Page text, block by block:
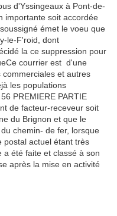
d'Yssingeaux à Pont-de-
importante soit accordée
émet le voeu que
le-F'roid, dont
la ce suppression pour
courrier est d'une
et autres
les populations
PREMIERE PARTIE
de facteur-receveur soit
du Brignon et que le
chemin- de fer, lorsque
postal actuel étant très
été faite et classé à son
après la mise en activité